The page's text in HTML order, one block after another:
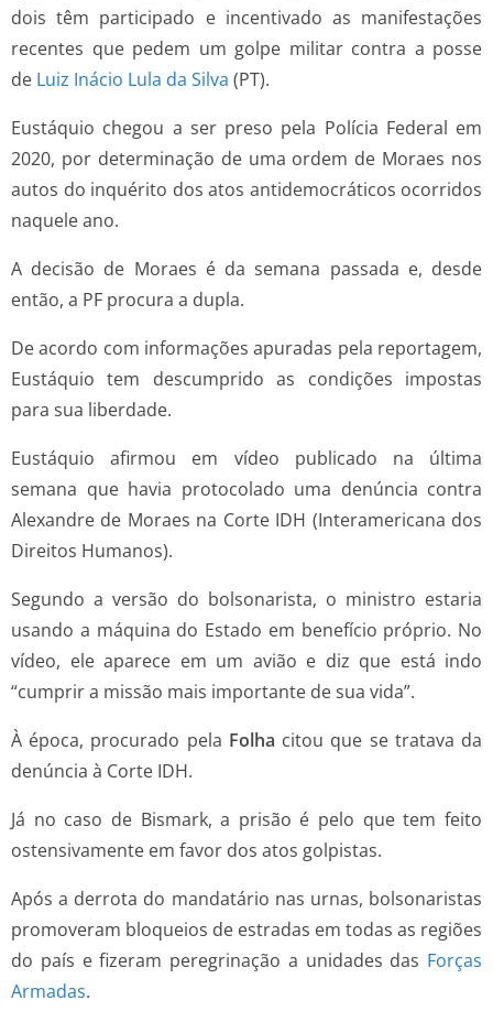
dois têm participado e incentivado as manifestações
recentes que pedem um golpe militar contra a posse
de Luiz Inácio Lula da Silva (PT).
Eustáquio chegou a ser preso pela Polícia Federal em
2020, por determinação de uma ordem de Moraes nos
autos do inquérito dos atos antidemocráticos ocorridos
naquele ano.
A decisão de Moraes é da semana passada e, desde
então, a PF procura a dupla.
De acordo com informações apuradas pela reportagem,
Eustáquio tem descumprido as condições impostas
para sua liberdade.
Eustáquio afirmou em vídeo publicado na última
semana que havia protocolado uma denúncia contra
Alexandre de Moraes na Corte IDH (Interamericana dos
Direitos Humanos).
Segundo a versão do bolsonarista, o ministro estaria
usando a máquina do Estado em benefício próprio. No
vídeo, ele aparece em um avião e diz que está indo
“cumprir a missão mais importante de sua vida”.
À época, procurado pela Folha citou que se tratava da
denúncia à Corte IDH.
Já no caso de Bismark, a prisão é pelo que tem feito
ostensivamente em favor dos atos golpistas.
Após a derrota do mandatário nas urnas, bolsonaristas
promoveram bloqueios de estradas em todas as regiões
do país e fizeram peregrinação a unidades das Forças
Armadas.